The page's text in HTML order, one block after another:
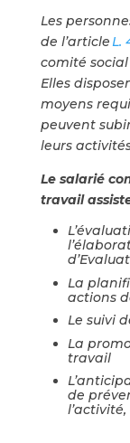
Les
de l’articleL.
comité social
Elles
moyens
peuvent
leurs
Le salarié
travail
La
actions
Le suivi
La
travail
de